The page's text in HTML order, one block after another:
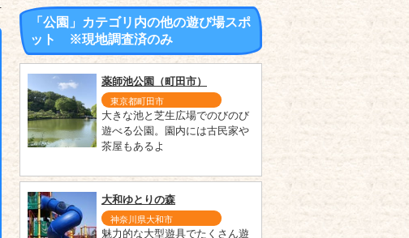
「公園」カテゴリ内の他の遊び場スポ
ット ※現地調査済のみ
薬師池公園（町田市）
東京都町田市
大きな池と芝生広場でのびのび
遊べる公園。園内には古民家や
茶屋もあるよ
大和ゆとりの森
神奈川県大和市
魅力的な大型遊具でたくさん遊